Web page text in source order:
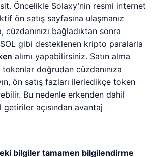
Öncelikle Solaxy’nin resmi internet
ön satış sayfasına ulaşmanız
bağladıktan sonra
gibi desteklenen kripto paralarla
alımı yapabilirsiniz. Satın alma
tokenlar doğrudan cüzdanınıza
ön satış fazları ilerledikçe token
Bu nedenle erkenden dahil
açısından avantaj
bilgiler tamamen bilgilendirme